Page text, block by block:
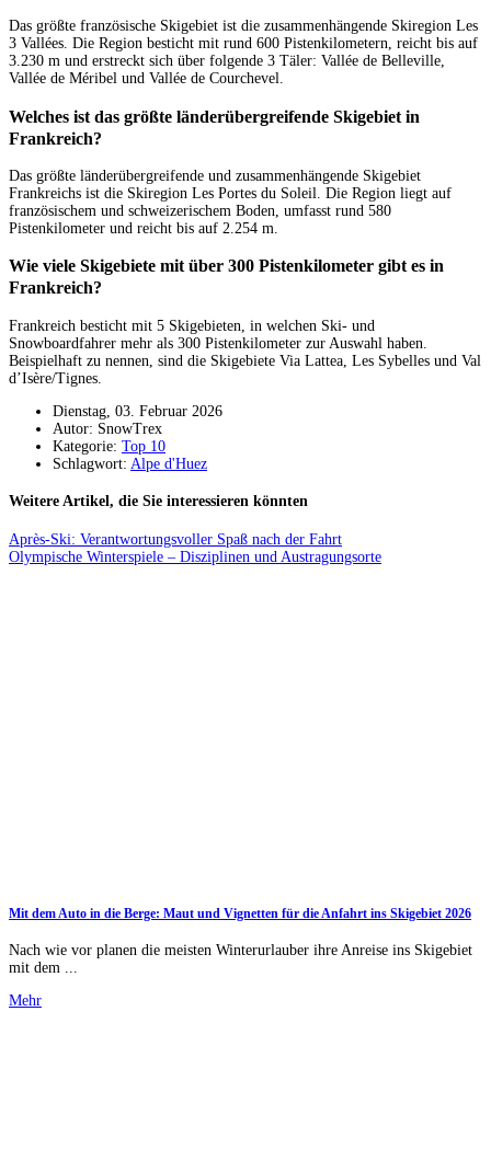
Das größte französische Skigebiet ist die zusammenhängende Skiregion Les
3 Vallées. Die Region besticht mit rund 600 Pistenkilometern, reicht bis auf
3.230 m und erstreckt sich über folgende 3 Täler: Vallée de Belleville,
Vallée de Méribel und Vallée de Courchevel.
Welches ist das größte länderübergreifende Skigebiet in
Frankreich?
Das größte länderübergreifende und zusammenhängende Skigebiet
Frankreichs ist die Skiregion Les Portes du Soleil. Die Region liegt auf
französischem und schweizerischem Boden, umfasst rund 580
Pistenkilometer und reicht bis auf 2.254 m.
Wie viele Skigebiete mit über 300 Pistenkilometer gibt es in
Frankreich?
Frankreich besticht mit 5 Skigebieten, in welchen Ski- und
Snowboardfahrer mehr als 300 Pistenkilometer zur Auswahl haben.
Beispielhaft zu nennen, sind die Skigebiete Via Lattea, Les Sybelles und Val
d’Isère/Tignes.
Dienstag, 03. Februar 2026
Autor: SnowTrex
Kategorie: Top 10
Schlagwort: Alpe d'Huez
Weitere Artikel, die Sie interessieren könnten
Après-Ski: Verantwortungsvoller Spaß nach der Fahrt
Olympische Winterspiele – Disziplinen und Austragungsorte
Mit dem Auto in die Berge: Maut und Vignetten für die Anfahrt ins Skigebiet 2026
Nach wie vor planen die meisten Winterurlauber ihre Anreise ins Skigebiet
mit dem ...
Mehr